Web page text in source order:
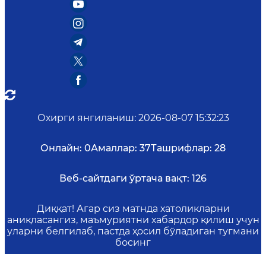
Охирги янгиланиш: 2026-08-07 15:32:23
Онлайн: 0Амаллар: 37Ташрифлар: 28
Веб-сайтдаги ўртача вақт: 126
Диққат! Агар сиз матнда хатоликларни
аниқласангиз, маъмуриятни хабардор қилиш учун
уларни белгилаб, пастда ҳосил бўладиган тугмани
босинг